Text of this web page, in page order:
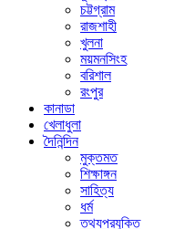
চট্টগ্রাম
রাজশাহী
খুলনা
ময়মনসিংহ
বরিশাল
রংপুর
কানাডা
খেলাধুলা
দৈনিন্দিন
মুক্তমত
শিক্ষাঙ্গন
সাহিত্য
ধর্ম
তথ্যপ্রযুক্তি